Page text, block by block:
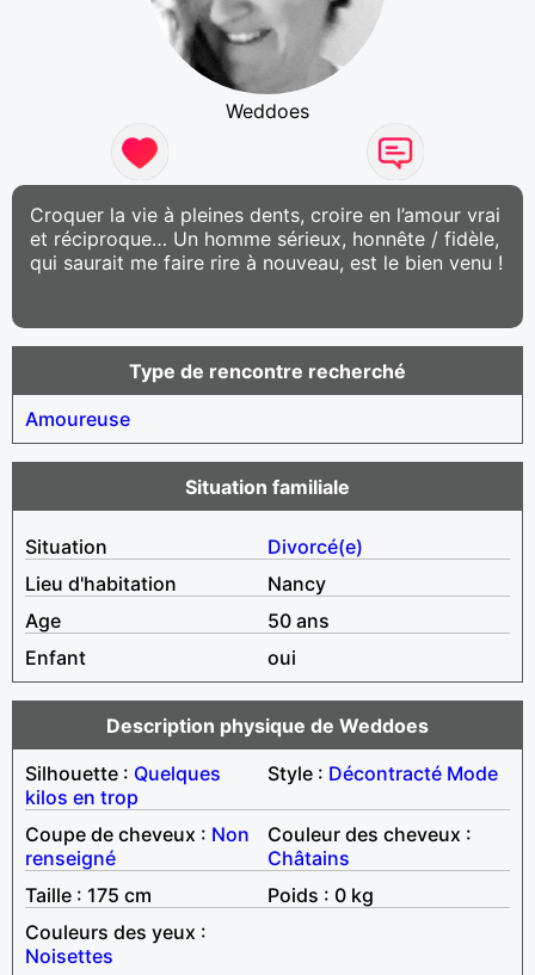
Weddoes
Croquer la vie à pleines dents, croire en l’amour vrai
et réciproque… Un homme sérieux, honnête / fidèle,
qui saurait me faire rire à nouveau, est le bien venu !
Type de rencontre recherché
Amoureuse
Situation familiale
Situation
Divorcé(e)
Lieu d'habitation
Nancy
Age
50 ans
Enfant
oui
Description physique de Weddoes
Silhouette : Quelques
kilos en trop
Style : Décontracté Mode
Coupe de cheveux : Non
renseigné
Couleur des cheveux :
Châtains
Taille : 175 cm
Poids : 0 kg
Couleurs des yeux :
Noisettes